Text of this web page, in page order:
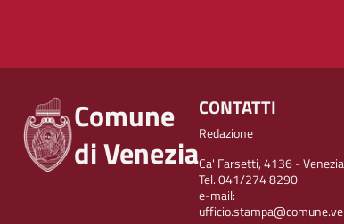
Comune
di Venezia
CONTATTI
Redazione
Ca' Farsetti, 4136 - Venezia
Tel. 041/274 8290
e-mail: